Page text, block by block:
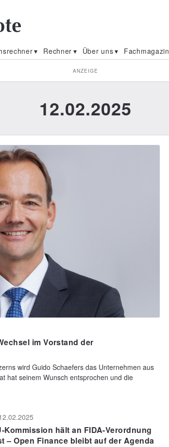
Rechner Über uns Fachmagazin
ANZEIGE
12.02.2025
im Vorstand der
wird Guido Schaefers das Unternehmen aus
hat seinem Wunsch entsprochen und die
Kommission hält an FIDA-Verordnung
– Open Finance bleibt auf der Agenda